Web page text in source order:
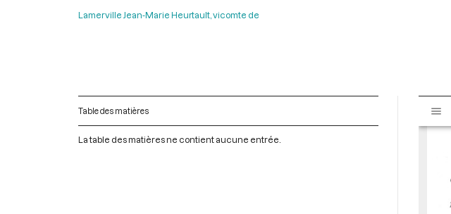
Lamerville Jean-Marie Heurtault, vicomte de
Table des matières
La table des matières ne contient aucune entrée.
s